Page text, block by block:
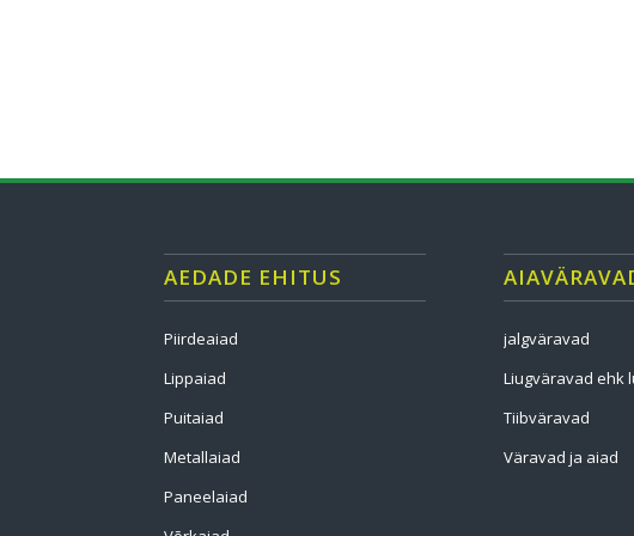
AEDADE EHITUS
Piirdeaiad
Lippaiad
Puitaiad
Metallaiad
Paneelaiad
jalgväravad
Liugväravad ehk
Tiibväravad
Väravad ja aiad